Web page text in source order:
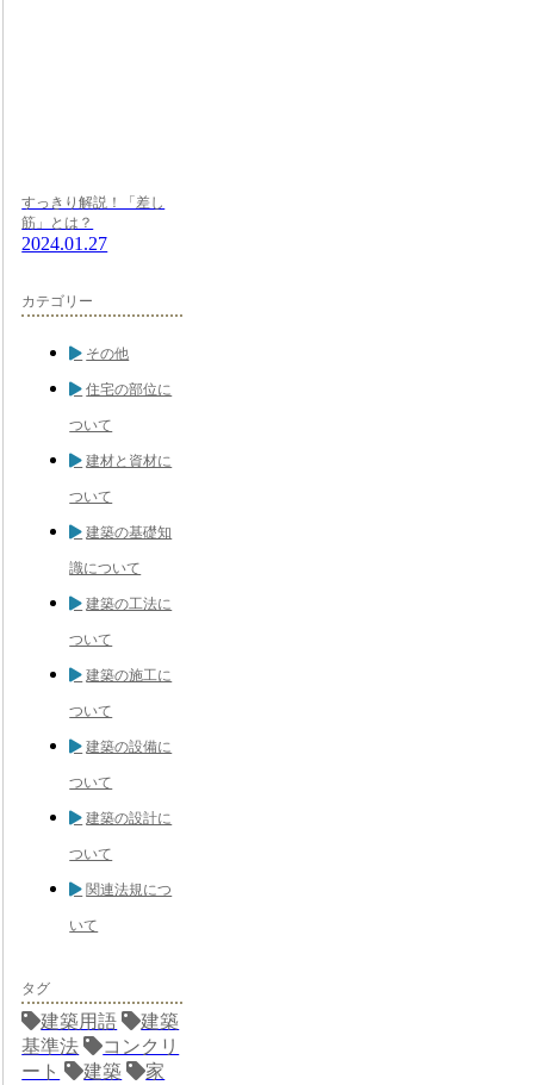
すっきり解説！「差し
筋」とは？
2024.01.27
カテゴリー
その他
住宅の部位に
ついて
建材と資材に
ついて
建築の基礎知
識について
建築の工法に
ついて
建築の施工に
ついて
建築の設備に
ついて
建築の設計に
ついて
関連法規につ
いて
タグ
建築用語
建築
基準法
コンクリ
ート
建築
家